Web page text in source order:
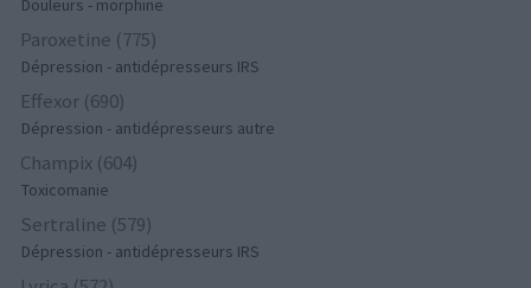
Douleurs - morphine
Paroxetine (775)
Dépression - antidépresseurs IRS
Effexor (690)
Dépression - antidépresseurs autre
Champix (604)
Toxicomanie
Sertraline (579)
Dépression - antidépresseurs IRS